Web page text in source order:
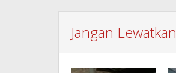
Jangan Lewatkan